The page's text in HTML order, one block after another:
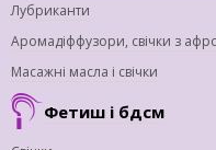
Лубриканти
Аромадіффузори, свічки з
Масажні масла і свічки
Фетиш і бдсм